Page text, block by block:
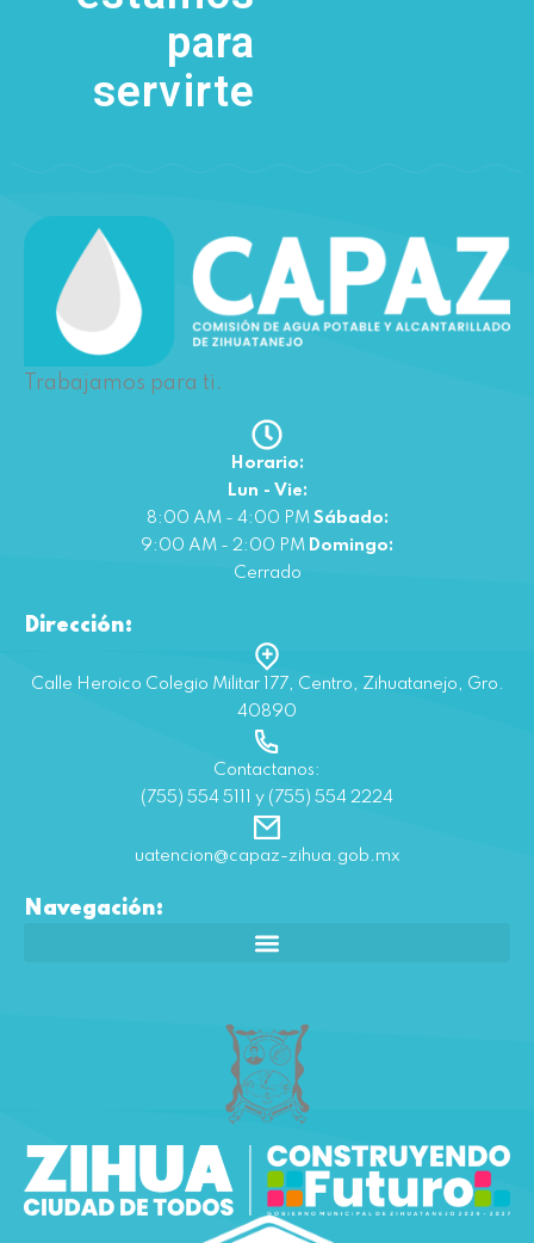
para
servirte
Trabajamos para ti.
Horario:
Lun - Vie:
8:00 AM - 4:00 PM Sábado:
9:00 AM - 2:00 PM Domingo:
Cerrado
Dirección:
Calle Heroico Colegio Militar 177, Centro, Zihuatanejo, Gro.
40890
Contactanos:
(755) 554 5111 y (755) 554 2224
uatencion@capaz-zihua.gob.mx
Navegación: